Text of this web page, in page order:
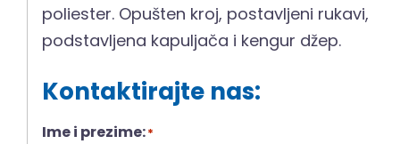
poliester. Opušten kroj, postavljeni rukavi,
podstavljena kapuljača i kengur džep.
Kontaktirajte nas:
Ime i prezime:*